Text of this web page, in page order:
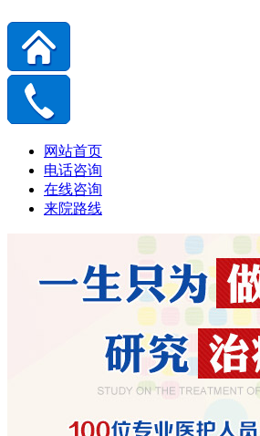
网站首页
电话咨询
在线咨询
来院路线